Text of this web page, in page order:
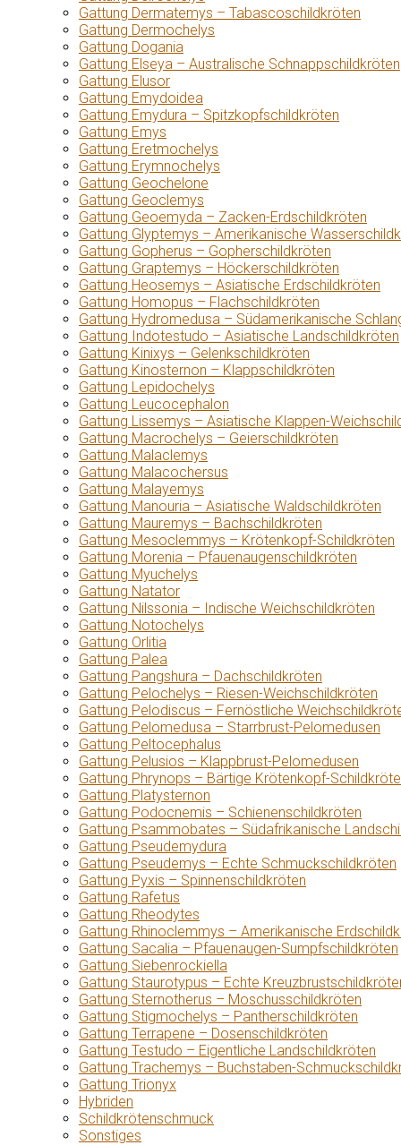
Gattung Dermatemys – Tabascoschildkröten
Gattung Dermochelys
Gattung Dogania
Gattung Elseya – Australische Schnappschildkröten
Gattung Elusor
Gattung Emydoidea
Gattung Emydura – Spitzkopfschildkröten
Gattung Emys
Gattung Eretmochelys
Gattung Erymnochelys
Gattung Geochelone
Gattung Geoclemys
Gattung Geoemyda – Zacken-Erdschildkröten
Gattung Glyptemys – Amerikanische
Gattung Gopherus – Gopherschildkröten
Gattung Graptemys – Höckerschildkröten
Gattung Heosemys – Asiatische Erdschildkröten
Gattung Homopus – Flachschildkröten
Gattung Hydromedusa – Südamerikanische
Gattung Indotestudo – Asiatische Landschildkröten
Gattung Kinixys – Gelenkschildkröten
Gattung Kinosternon – Klappschildkröten
Gattung Lepidochelys
Gattung Leucocephalon
Gattung Lissemys – Asiatische Klappen-
Gattung Macrochelys – Geierschildkröten
Gattung Malaclemys
Gattung Malacochersus
Gattung Malayemys
Gattung Manouria – Asiatische Waldschildkröten
Gattung Mauremys – Bachschildkröten
Gattung Mesoclemmys – Krötenkopf-Schildkröten
Gattung Morenia – Pfauenaugenschildkröten
Gattung Myuchelys
Gattung Natator
Gattung Nilssonia – Indische Weichschildkröten
Gattung Notochelys
Gattung Orlitia
Gattung Palea
Gattung Pangshura – Dachschildkröten
Gattung Pelochelys – Riesen-Weichschildkröten
Gattung Pelodiscus – Fernöstliche
Gattung Pelomedusa – Starrbrust-Pelomedusen
Gattung Peltocephalus
Gattung Pelusios – Klappbrust-Pelomedusen
Gattung Phrynops – Bärtige Krötenkopf-
Gattung Platysternon
Gattung Podocnemis – Schienenschildkröten
Gattung Psammobates – Südafrikanische
Gattung Pseudemydura
Gattung Pseudemys – Echte Schmuckschildkröten
Gattung Pyxis – Spinnenschildkröten
Gattung Rafetus
Gattung Rheodytes
Gattung Rhinoclemmys – Amerikanische
Gattung Sacalia – Pfauenaugen-Sumpfschildkröten
Gattung Siebenrockiella
Gattung Staurotypus – Echte
Gattung Sternotherus – Moschusschildkröten
Gattung Stigmochelys – Pantherschildkröten
Gattung Terrapene – Dosenschildkröten
Gattung Testudo – Eigentliche Landschildkröten
Gattung Trachemys – Buchstaben-
Gattung Trionyx
Hybriden
Schildkrötenschmuck
Sonstiges